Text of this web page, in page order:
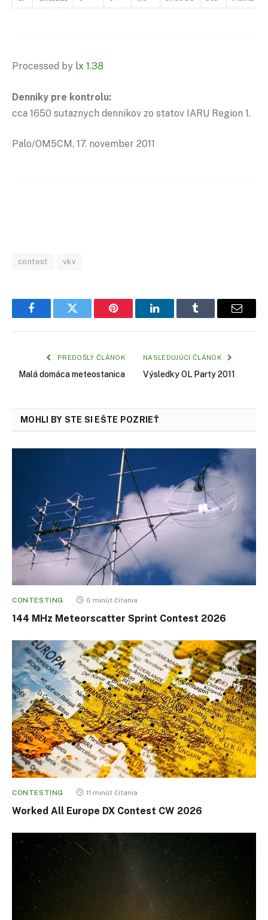
Processed by lx 1.38
Denniky pre kontrolu:
cca 1650 sutaznych dennikov zo statov IARU Region 1.
Palo/OM5CM, 17. november 2011
contest vkv
FacebookTwitter Pinterest LinkedInTumblr Email
PREDOŠLÝ ČLÁNOK
Malá domáca meteostanica
NASLEDUJÚCI ČLÁNOK
Výsledky OL Party 2011
MOHLI BY STE SI EŠTE POZRIEŤ
CONTESTING 6 minút čítania
144 MHz Meteorscatter Sprint Contest 2026
CONTESTING 11 minút čítania
Worked All Europe DX Contest CW 2026